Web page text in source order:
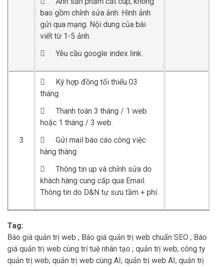
bao gồm chỉnh sửa ảnh. Hình ảnh
gửi qua mạng. Nội dung của bài
viết từ 1-5 ảnh.

Yêu cầu google index link.
3

Ký hợp đồng tối thiểu 03
tháng.

Thanh toán 3 tháng / 1 web
hoặc 1 tháng / 3 web.

Gửi mail báo cáo công việc
hàng tháng.

Thông tin up và chỉnh sửa do
khách hàng cung cấp qua Email.
Thông tin do D&N tự sưu tầm + phí.
Tag:
Báo giá quản trị web ; Báo giá quản trị web chuẩn SEO ; Báo
giá quản trị web cùng trí tuệ nhân tạo ; quản trị web; công ty
quản trị web; quản trị web cùng AI; quản trị web AI; quản trị